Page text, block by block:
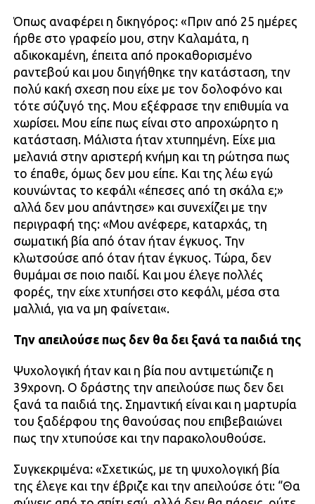
Όπως αναφέρει η δικηγόρος: «Πριν από 25 ημέρες
ήρθε στο γραφείο μου, στην Καλαμάτα, η
αδικοκαμένη, έπειτα από προκαθορισμένο
ραντεβού και μου διηγήθηκε την κατάσταση, την
πολύ κακή σχεση που είχε με τον δολοφόνο και
τότε σύζυγό της. Μου εξέφρασε την επιθυμία να
χωρίσει. Μου είπε πως είναι στο απροχώρητο η
κατάσταση. Μάλιστα ήταν χτυπημένη. Είχε μια
μελανιά στην αριστερή κνήμη και τη ρώτησα πως
το έπαθε, όμως δεν μου είπε. Και της λέω εγώ
κουνώντας το κεφάλι «έπεσες από τη σκάλα ε;»
αλλά δεν μου απάντησε» και συνεχίζει με την
περιγραφή της: «Μου ανέφερε, καταρχάς, τη
σωματική βία από όταν ήταν έγκυος. Την
κλωτσούσε από όταν ήταν έγκυος. Τώρα, δεν
θυμάμαι σε ποιο παιδί. Και μου έλεγε πολλές
φορές, την είχε χτυπήσει στο κεφάλι, μέσα στα
μαλλιά, για να μη φαίνεται«.
Την απειλούσε πως δεν θα δει ξανά τα παιδιά της
Ψυχολογική ήταν και η βία που αντιμετώπιζε η
39χρονη. Ο δράστης την απειλούσε πως δεν δει
ξανά τα παιδιά της. Σημαντική είναι και η μαρτυρία
του ξαδέρφου της θανούσας που επιβεβαιώνει
πως την χτυπούσε και την παρακολουθούσε.
Συγκεκριμένα: «Σχετικώς, με τη ψυχολογική βία
της έλεγε και την έβριζε και την απειλούσε ότι: “Θα